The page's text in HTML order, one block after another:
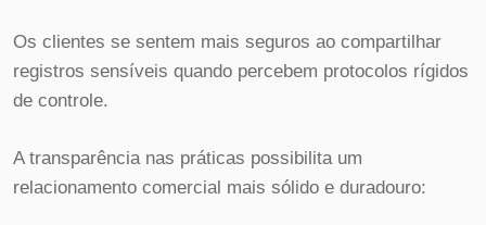
Os clientes se sentem mais seguros ao compartilhar
registros sensíveis quando percebem protocolos rígidos
de controle.
A transparência nas práticas possibilita um
relacionamento comercial mais sólido e duradouro: